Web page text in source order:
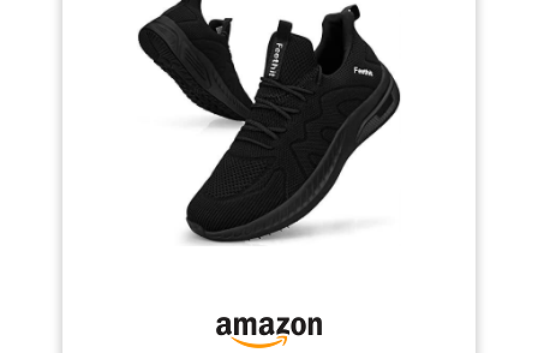
Glissements】La semelle est en
caoutchouc léger,qui a une
poignée forte.Le motif unique
sur la semelle a une grande
distance pour éviter les
embouteillages. 【Occasion
Appropriée】Les chaussures
de pointe sont le meilleur choix
pour la randonnée, la
randonnée, les randonnées en
ville, les voyages, l'escalade, le
jogging, les sports de plein air,
les loisirs urbains, le travail, la
conduite, le camping, etc.
ferons de notre mieux pour vous